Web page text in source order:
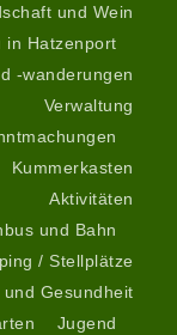
und Wein
in Hatzenport
-wanderungen
Verwaltung
Kummerkasten
Aktivitäten
und Bahn
/ Stellplätze
und Gesundheit
Jugend